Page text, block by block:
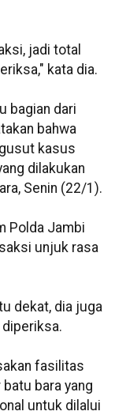
jadi total
kata dia.
bagian dari
bahwa
kasus
dilakukan
Senin (22/1).
Polda Jambi
unjuk rasa
dekat, dia juga
fasilitas
bara yang
untuk dilalui